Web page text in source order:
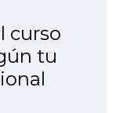
curso
tu